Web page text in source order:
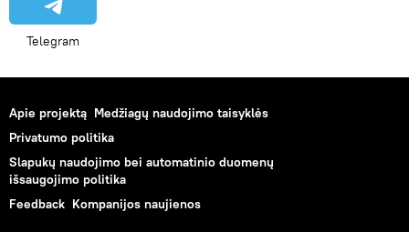
Telegram
Apie projektą Medžiagų naudojimo taisyklės
Privatumo politika
Slapukų naudojimo bei automatinio duomenų
išsaugojimo politika
Feedback Kompanijos naujienos